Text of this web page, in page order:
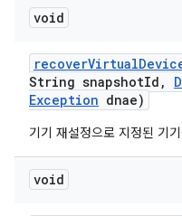
void
recoverVirtual
String snapshotId ,
Exception dnae)
기기 재설정으로 지정된 기
void